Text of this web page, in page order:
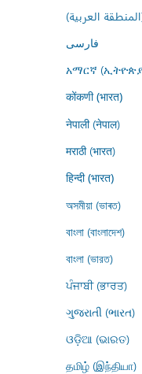
العربية)
فارسى
አማርኛ
कोंकणी (भारत)
नेपाली (नेपाल)
मराठी (भारत)
हिन्दी (भारत)
অসমীয়া (ভাৰত)
বাংলা (বাংলাদেশ)
বাংলা (ভারত)
ਪੰਜਾਬੀ (ਭਾਰਤ)
ગુજરાતી (ભારત)
ଓଡ଼ିଆ (ଭାରତ)
தமிழ் (இந்தியா)